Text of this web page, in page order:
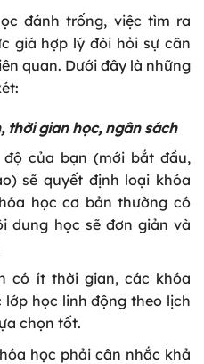
đánh trống, việc tìm ra
giá hợp lý đòi hỏi sự cân
quan. Dưới đây là những
thời gian học, ngân sách
độ của bạn (mới bắt đầu,
sẽ quyết định loại khóa
học cơ bản thường có
dung học sẽ đơn giản và
có ít thời gian, các khóa
học linh động theo lịch
chọn tốt.
học phải cân nhắc khả